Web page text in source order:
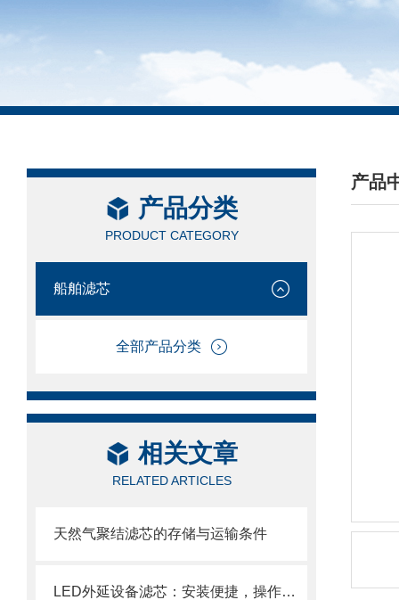
产品分类
PRODUCT CATEGORY
船舶滤芯
全部产品分类
相关文章
RELATED ARTICLES
天然气聚结滤芯的存储与运输条件
LED外延设备滤芯：安装便捷，操作轻松
产品
/